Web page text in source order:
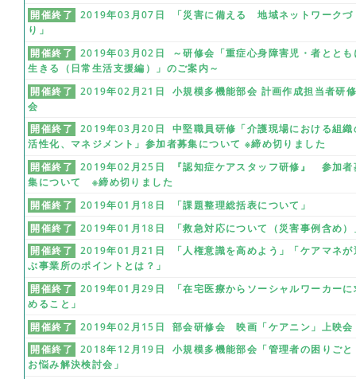
開催終了
2019年03月07日 「災害に備える 地域ネットワークづ
り」
開催終了
2019年03月02日 ～研修会「重症心身障害児・者ととも
生きる（日常生活支援編）」のご案内～
開催終了
2019年02月21日 小規模多機能部会 計画作成担当者研
会
開催終了
2019年03月20日 中堅職員研修「介護現場における組織
活性化、マネジメント」参加者募集について ※締め切りました
開催終了
2019年02月25日 『認知症ケアスタッフ研修』 参加者
集について ※締め切りました
開催終了
2019年01月18日 「課題整理総括表について」
開催終了
2019年01月18日 「救急対応について（災害事例含め）
開催終了
2019年01月21日 「人権意識を高めよう」「ケアマネが
ぶ事業所のポイントとは？」
開催終了
2019年01月29日 「在宅医療からソーシャルワーカーに
めること」
開催終了
2019年02月15日 部会研修会 映画「ケアニン」上映会
開催終了
2018年12月19日 小規模多機能部会「管理者の困りごと
お悩み解決検討会」